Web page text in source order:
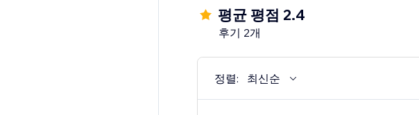
평균 평점 2.4
후기 2개
정렬: 최신순